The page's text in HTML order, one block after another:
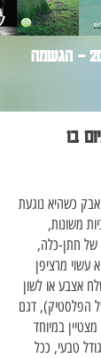
תחרות הסיפור הקצר – 2025 - הגשמה
בו
כשהיא נוגעת
משונות,
של חתן-כלה,
עשוי מרציפן
אצבע או לשון
הפלסטיק), דגם
במיוחד
טבעי, ככל